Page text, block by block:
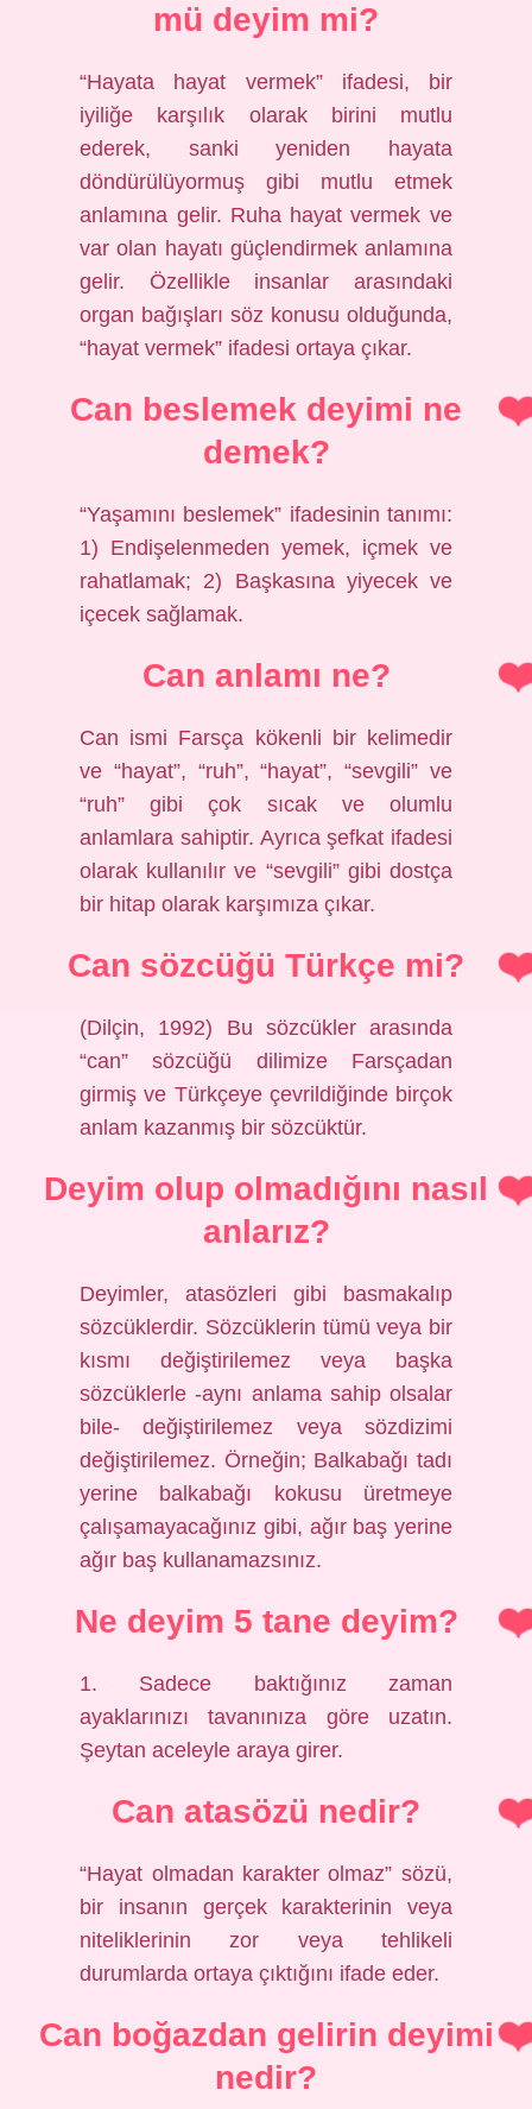
mü deyim mi?
“Hayata hayat vermek” ifadesi, bir
iyiliğe karşılık olarak birini mutlu
ederek, sanki yeniden hayata
döndürülüyormuş gibi mutlu etmek
anlamına gelir. Ruha hayat vermek ve
var olan hayatı güçlendirmek anlamına
gelir. Özellikle insanlar arasındaki
organ bağışları söz konusu olduğunda,
“hayat vermek” ifadesi ortaya çıkar.
Can beslemek deyimi ne
demek?
“Yaşamını beslemek” ifadesinin tanımı:
1) Endişelenmeden yemek, içmek ve
rahatlamak; 2) Başkasına yiyecek ve
içecek sağlamak.
Can anlamı ne?
Can ismi Farsça kökenli bir kelimedir
ve “hayat”, “ruh”, “hayat”, “sevgili” ve
“ruh” gibi çok sıcak ve olumlu
anlamlara sahiptir. Ayrıca şefkat ifadesi
olarak kullanılır ve “sevgili” gibi dostça
bir hitap olarak karşımıza çıkar.
Can sözcüğü Türkçe mi?
(Dilçin, 1992) Bu sözcükler arasında
“can” sözcüğü dilimize Farsçadan
girmiş ve Türkçeye çevrildiğinde birçok
anlam kazanmış bir sözcüktür.
Deyim olup olmadığını nasıl
anlarız?
Deyimler, atasözleri gibi basmakalıp
sözcüklerdir. Sözcüklerin tümü veya bir
kısmı değiştirilemez veya başka
sözcüklerle -aynı anlama sahip olsalar
bile- değiştirilemez veya sözdizimi
değiştirilemez. Örneğin; Balkabağı tadı
yerine balkabağı kokusu üretmeye
çalışamayacağınız gibi, ağır baş yerine
ağır baş kullanamazsınız.
Ne deyim 5 tane deyim?
1. Sadece baktığınız zaman
ayaklarınızı tavanınıza göre uzatın.
Şeytan aceleyle araya girer.
Can atasözü nedir?
“Hayat olmadan karakter olmaz” sözü,
bir insanın gerçek karakterinin veya
niteliklerinin zor veya tehlikeli
durumlarda ortaya çıktığını ifade eder.
Can boğazdan gelirin deyimi
nedir?